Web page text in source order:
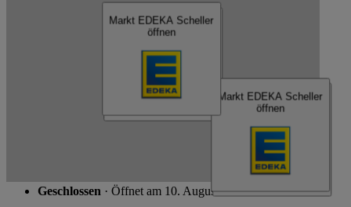
Markt EDEKA Scheller
öffnen
Markt EDEKA Scheller
öffnen
Markt EDEKA Scheller
öffnen
Markt EDEKA Scheller
öffnen
Geschlossen · Öffnet am 10. August um 07:00 Uhr